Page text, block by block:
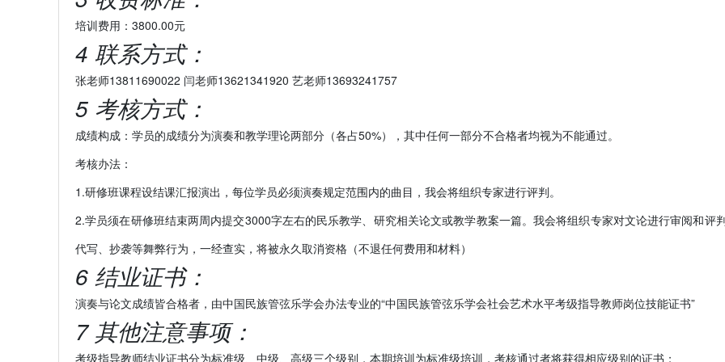
培训费用：3800.00元
4 联系方式：
张老师13811690022 闫老师13621341920 艺老师13693241757
5 考核方式：
成绩构成：学员的成绩分为演奏和教学理论两部分（各占50%），其中任何一部分不合格者均视为不能通过。
考核办法：
1.研修班课程设结课汇报演出，每位学员必须演奏规定范围内的曲目，我会将组织专家进行评判。
2.学员须在研修班结束两周内提交3000字左右的民乐教学、研究相关论文或教学教案一篇。我会将组织专家对文论进行审阅和评
代写、抄袭等舞弊行为，一经查实，将被永久取消资格（不退任何费用和材料）
6 结业证书：
演奏与论文成绩皆合格者，由中国民族管弦乐学会办法专业的“中国民族管弦乐学会社会艺术水平考级指导教师岗位技能证书”
7 其他注意事项：
考级指导教师结业证书分为标准级、中级、高级三个级别， 本期培训为标准级培训， 考核通过者将获得相应级别的证书；